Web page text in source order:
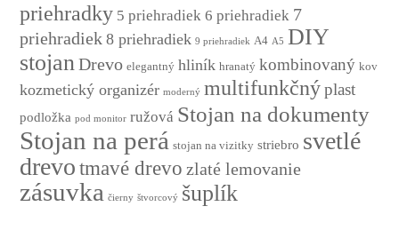
priehradky 5 priehradiek 6 priehradiek 7
priehradiek 8 priehradiek 9 priehradiek A4 A5 DIY
stojan Drevo elegantný hliník hranatý kombinovaný kov
kozmetický organizér moderný multifunkčný plast
podložka pod monitor ružová Stojan na dokumenty
Stojan na perá stojan na vizitky striebro svetlé
drevo tmavé drevo zlaté lemovanie
zásuvka čierny štvorcový šuplík